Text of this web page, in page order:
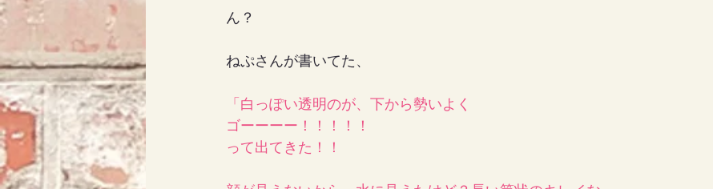
ん？
ねぷさんが書いてた、
「白っぽい透明のが、下から勢いよく
ゴーーーー！！！！！
って出てきた！！